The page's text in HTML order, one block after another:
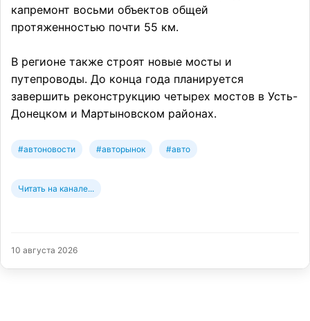
капремонт восьми объектов общей
протяженностью почти 55 км.
В регионе также строят новые мосты и
путепроводы. До конца года планируется
завершить реконструкцию четырех мостов в Усть-
Донецком и Мартыновском районах.
#автоновости #авторынок #авто
Читать на канале...
10 августа 2026